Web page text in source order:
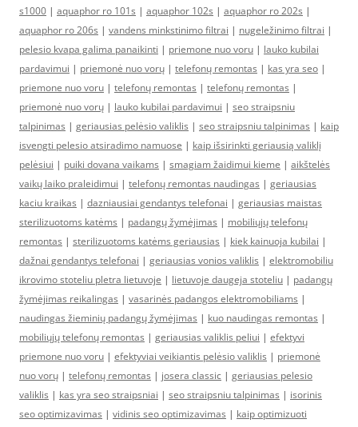
s1000 | aquaphor ro 101s | aquaphor 102s | aquaphor ro 202s |
aquaphor ro 206s | vandens minkstinimo filtrai | nugeležinimo filtrai |
pelesio kvapa galima panaikinti | priemone nuo voru | lauko kubilai
pardavimui | priemonė nuo vorų | telefonų remontas | kas yra seo |
priemone nuo voru | telefonų remontas | telefonų remontas |
priemonė nuo vorų | lauko kubilai pardavimui | seo straipsniu
talpinimas | geriausias pelėsio valiklis | seo straipsniu talpinimas | kaip
isvengti pelesio atsiradimo namuose | kaip išsirinkti geriausią valiklį
pelėsiui | puiki dovana vaikams | smagiam žaidimui kieme | aikštelės
vaikų laiko praleidimui | telefonų remontas naudingas | geriausias
kaciu kraikas | dazniausiai gendantys telefonai | geriausias maistas
sterilizuotoms katėms | padangų žymėjimas | mobiliųjų telefonų
remontas | sterilizuotoms katėms geriausias | kiek kainuoja kubilai |
dažnai gendantys telefonai | geriausias vonios valiklis | elektromobiliu
ikrovimo stoteliu pletra lietuvoje | lietuvoje daugeja stoteliu | padangų
žymėjimas reikalingas | vasarinės padangos elektromobiliams |
naudingas žieminių padangų žymėjimas | kuo naudingas remontas |
mobiliųjų telefonų remontas | geriausias valiklis peliui | efektyvi
priemone nuo voru | efektyviai veikiantis pelėsio valiklis | priemonė
nuo vorų | telefonų remontas | josera classic | geriausias pelesio
valiklis | kas yra seo straipsniai | seo straipsniu talpinimas | isorinis
seo optimizavimas | vidinis seo optimizavimas | kaip optimizuoti